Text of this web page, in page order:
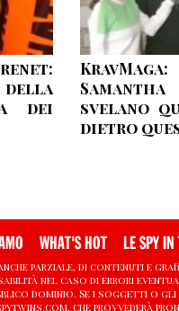
della
dei
svelano
dietro
WHAT'S HOT LE SPY IN
parziale, di contenuti e
nel caso di errori
dominio. Se i soggetti
che provvederà